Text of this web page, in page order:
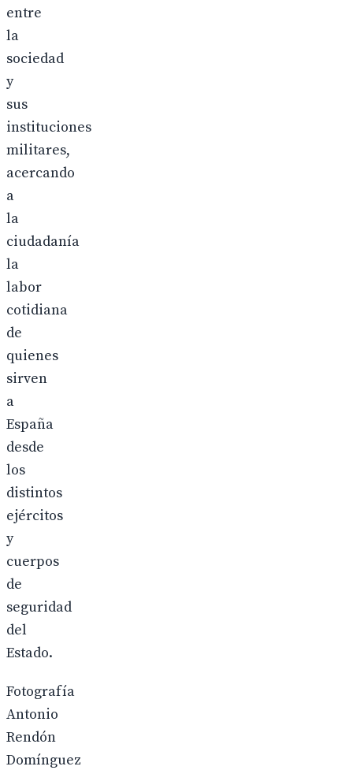
entre
la
sociedad
y
sus
instituciones
militares,
acercando
a
la
ciudadanía
la
labor
cotidiana
de
quienes
sirven
a
España
desde
los
distintos
ejércitos
y
cuerpos
de
seguridad
del
Estado.
Fotografía
Antonio
Rendón
Domínguez